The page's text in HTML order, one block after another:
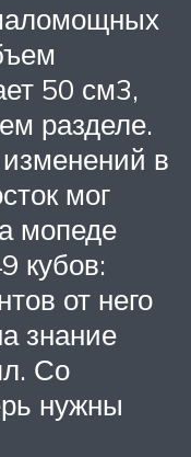
50 см3,
разделе.
в
мог
мопеде
кубов:
от него
знание
Со
нужны